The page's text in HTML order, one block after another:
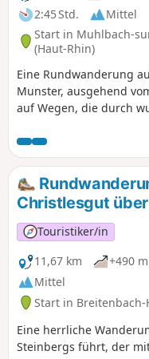
2:45 Std.
Mittel
Start in Muhlbach-
(Haut-Rhin)
Eine Rundwanderung
Munster, ausgehend
auf Wegen, die durch
Ersten Weltkriegs.
Christlesgut
Touristiker/in
11,67 km
+490 m
Mittel
Start in Breitenbach-
Eine herrliche
Steinbergs führt, der